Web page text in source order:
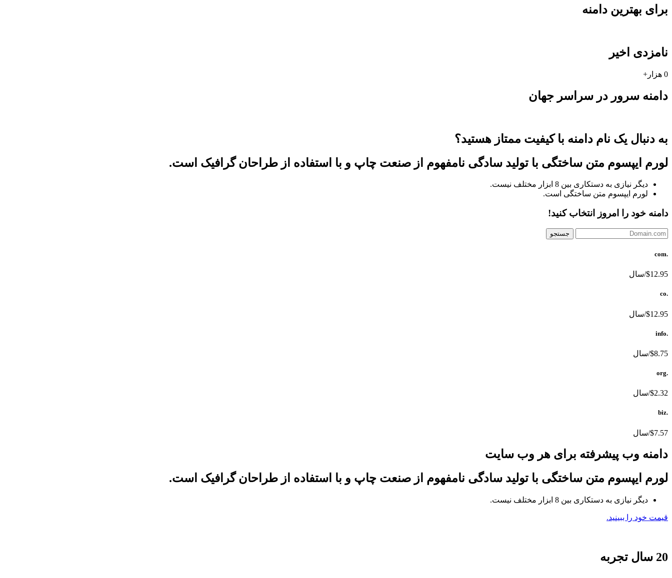
برای بهترین دامنه
نامزدی اخیر
0 هزار+
دامنه سرور در سراسر جهان
به دنبال یک نام دامنه با کیفیت ممتاز هستید؟
لورم ایپسوم متن ساختگی با تولید سادگی نامفهوم از صنعت چاپ و با استفاده از طراحان گرافیک است.
دیگر نیازی به دستکاری بین 8 ابزار مختلف نیست.
لورم ایپسوم متن ساختگی است.
دامنه خود را امروز انتخاب کنید!
جستجو
.com
$12.95/سال
.co
$12.95/سال
.info
$8.75/سال
.org
$2.32/سال
.biz
$7.57/سال
دامنه وب پیشرفته برای هر وب سایت
لورم ایپسوم متن ساختگی با تولید سادگی نامفهوم از صنعت چاپ و با استفاده از طراحان گرافیک است.
دیگر نیازی به دستکاری بین 8 ابزار مختلف نیست.
قیمت خود را ببینید.
20 سال تجربه